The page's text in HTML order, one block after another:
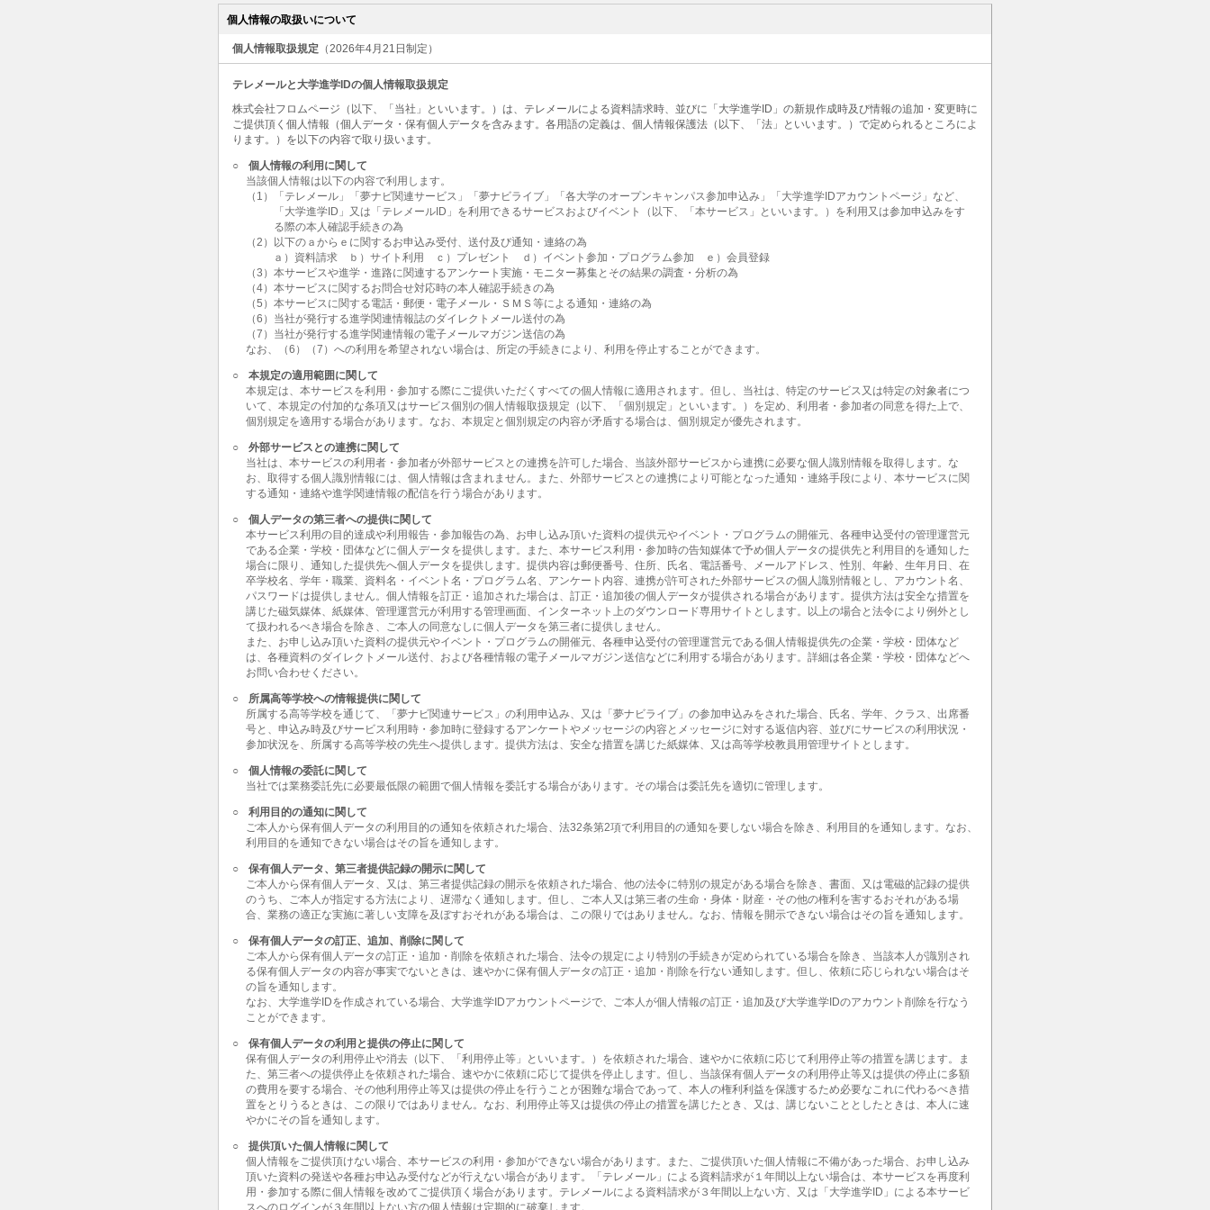
個人情報の取扱いについて
個人情報取扱規定 （2026年4月21日制定）
テレメールと大学進学IDの個人情報取扱規定
株式会社フロムページ（以下、「当社」といいます。）は、テレメールによる資料請求時、並びに「大学進学ID」の新規作成時及び情報の追加・変更時に
ご提供頂く個人情報（個人データ・保有個人データを含みます。各用語の定義は、個人情報保護法（以下、「法」といいます。）で定められるところによ
ります。）を以下の内容で取り扱います。
○
個人情報の利用に関して
当該個人情報は以下の内容で利用します。
（1）「テレメール」「夢ナビ関連サービス」「夢ナビライブ」「各大学のオープンキャンパス参加申込み」「大学進学IDアカウントページ」など、
「大学進学ID」又は「テレメールID」を利用できるサービスおよびイベント（以下、「本サービス」といいます。）を利用又は参加申込みをす
る際の本人確認手続きの為
（2）以下のａからｅに関するお申込み受付、送付及び通知・連絡の為
ａ）資料請求 ｂ）サイト利用 ｃ）プレゼント ｄ）イベント参加・プログラム参加 ｅ）会員登録
（3）本サービスや進学・進路に関連するアンケート実施・モニター募集とその結果の調査・分析の為
（4）本サービスに関するお問合せ対応時の本人確認手続きの為
（5）本サービスに関する電話・郵便・電子メール・ＳＭＳ等による通知・連絡の為
（6）当社が発行する進学関連情報誌のダイレクトメール送付の為
（7）当社が発行する進学関連情報の電子メールマガジン送信の為
なお、（6）（7）への利用を希望されない場合は、所定の手続きにより、利用を停止することができます。
○
本規定の適用範囲に関して
本規定は、本サービスを利用・参加する際にご提供いただくすべての個人情報に適用されます。但し、当社は、特定のサービス又は特定の対象者につ
いて、本規定の付加的な条項又はサービス個別の個人情報取扱規定（以下、「個別規定」といいます。）を定め、利用者・参加者の同意を得た上で、
個別規定を適用する場合があります。なお、本規定と個別規定の内容が矛盾する場合は、個別規定が優先されます。
○
外部サービスとの連携に関して
当社は、本サービスの利用者・参加者が外部サービスとの連携を許可した場合、当該外部サービスから連携に必要な個人識別情報を取得します。な
お、取得する個人識別情報には、個人情報は含まれません。また、外部サービスとの連携により可能となった通知・連絡手段により、本サービスに関
する通知・連絡や進学関連情報の配信を行う場合があります。
○
個人データの第三者への提供に関して
本サービス利用の目的達成や利用報告・参加報告の為、お申し込み頂いた資料の提供元やイベント・プログラムの開催元、各種申込受付の管理運営元
である企業・学校・団体などに個人データを提供します。また、本サービス利用・参加時の告知媒体で予め個人データの提供先と利用目的を通知した
場合に限り、通知した提供先へ個人データを提供します。提供内容は郵便番号、住所、氏名、電話番号、メールアドレス、性別、年齢、生年月日、在
卒学校名、学年・職業、資料名・イベント名・プログラム名、アンケート内容、連携が許可された外部サービスの個人識別情報とし、アカウント名、
パスワードは提供しません。個人情報を訂正・追加された場合は、訂正・追加後の個人データが提供される場合があります。提供方法は安全な措置を
講じた磁気媒体、紙媒体、管理運営元が利用する管理画面、インターネット上のダウンロード専用サイトとします。以上の場合と法令により例外とし
て扱われるべき場合を除き、ご本人の同意なしに個人データを第三者に提供しません。
また、お申し込み頂いた資料の提供元やイベント・プログラムの開催元、各種申込受付の管理運営元である個人情報提供先の企業・学校・団体など
は、各種資料のダイレクトメール送付、および各種情報の電子メールマガジン送信などに利用する場合があります。詳細は各企業・学校・団体などへ
お問い合わせください。
○
所属高等学校への情報提供に関して
所属する高等学校を通じて、「夢ナビ関連サービス」の利用申込み、又は「夢ナビライブ」の参加申込みをされた場合、氏名、学年、クラス、出席番
号と、申込み時及びサービス利用時・参加時に登録するアンケートやメッセージの内容とメッセージに対する返信内容、並びにサービスの利用状況・
参加状況を、所属する高等学校の先生へ提供します。提供方法は、安全な措置を講じた紙媒体、又は高等学校教員用管理サイトとします。
○
個人情報の委託に関して
当社では業務委託先に必要最低限の範囲で個人情報を委託する場合があります。その場合は委託先を適切に管理します。
○
利用目的の通知に関して
ご本人から保有個人データの利用目的の通知を依頼された場合、法32条第2項で利用目的の通知を要しない場合を除き、利用目的を通知します。なお、
利用目的を通知できない場合はその旨を通知します。
○
保有個人データ、第三者提供記録の開示に関して
ご本人から保有個人データ、又は、第三者提供記録の開示を依頼された場合、他の法令に特別の規定がある場合を除き、書面、又は電磁的記録の提供
のうち、ご本人が指定する方法により、遅滞なく通知します。但し、ご本人又は第三者の生命・身体・財産・その他の権利を害するおそれがある場
合、業務の適正な実施に著しい支障を及ぼすおそれがある場合は、この限りではありません。なお、情報を開示できない場合はその旨を通知します。
○
保有個人データの訂正、追加、削除に関して
ご本人から保有個人データの訂正・追加・削除を依頼された場合、法令の規定により特別の手続きが定められている場合を除き、当該本人が識別され
る保有個人データの内容が事実でないときは、速やかに保有個人データの訂正・追加・削除を行ない通知します。但し、依頼に応じられない場合はそ
の旨を通知します。
なお、大学進学IDを作成されている場合、大学進学IDアカウントページで、ご本人が個人情報の訂正・追加及び大学進学IDのアカウント削除を行なう
ことができます。
○
保有個人データの利用と提供の停止に関して
保有個人データの利用停止や消去（以下、「利用停止等」といいます。）を依頼された場合、速やかに依頼に応じて利用停止等の措置を講じます。ま
た、第三者への提供停止を依頼された場合、速やかに依頼に応じて提供を停止します。但し、当該保有個人データの利用停止等又は提供の停止に多額
の費用を要する場合、その他利用停止等又は提供の停止を行うことが困難な場合であって、本人の権利利益を保護するため必要なこれに代わるべき措
置をとりうるときは、この限りではありません。なお、利用停止等又は提供の停止の措置を講じたとき、又は、講じないこととしたときは、本人に速
やかにその旨を通知します。
○
提供頂いた個人情報に関して
個人情報をご提供頂けない場合、本サービスの利用・参加ができない場合があります。また、ご提供頂いた個人情報に不備があった場合、お申し込み
頂いた資料の発送や各種お申込み受付などが行えない場合があります。「テレメール」による資料請求が１年間以上ない場合は、本サービスを再度利
用・参加する際に個人情報を改めてご提供頂く場合があります。テレメールによる資料請求が３年間以上ない方、又は「大学進学ID」による本サービ
スへのログインが３年間以上ない方の個人情報は定期的に破棄します。